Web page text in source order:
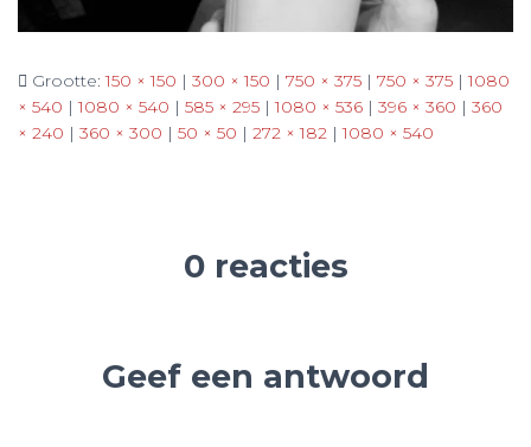
Grootte:150 × 150 | 300 × 150 | 750 × 375 | 750 × 375 | 1080
× 540 | 1080 × 540 | 585 × 295 | 1080 × 536 | 396 × 360 | 360
× 240 | 360 × 300 | 50 × 50 | 272 × 182 | 1080 × 540
0 reacties
Geef een antwoord